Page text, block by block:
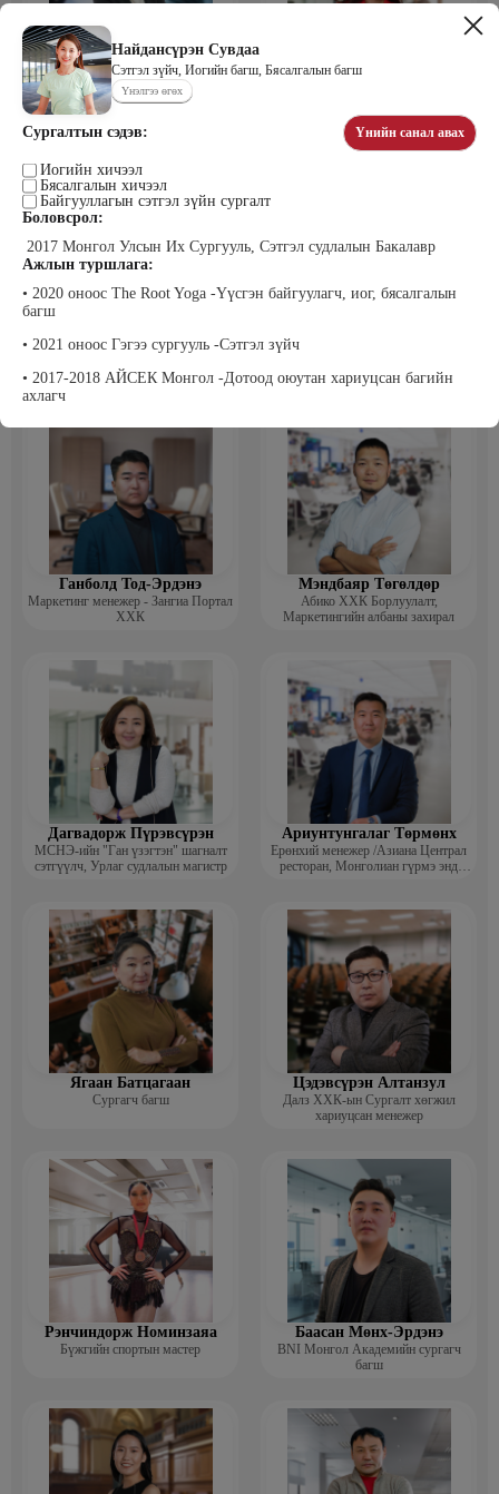
Найдансүрэн Сувдаа
Сэтгэл зүйч, Иогийн багш, Бясалгалын багш
Үнэлгээ өгөх
Сургалтын сэдэв: Үнийн санал авах
Иогийн хичээл
Бясалгалын хичээл
Байгууллагын сэтгэл зүйн сургалт
Боловсрол:
2017 Монгол Улсын Их Сургууль, Сэтгэл судлалын Бакалавр
Ажлын туршлага:
• 2020 оноос The Root Yoga -Үүсгэн байгуулагч, иог, бясалгалын
багш
• 2021 оноос Гэгээ сургууль -Сэтгэл зүйч
• 2017-2018 АЙСЕК Монгол -Дотоод оюутан хариуцсан багийн
ахлагч
Цэдэндамба Нарантуяа
Наран анд консалтинг” ХХК-ийн
гүйцэтгэх захирал, Манлайллын
трэйнер, олон улсын сургагч багш,
сэтгэлзүйч
Уранбор Сэмбэрүү
Прус Центр ХХК-ийн Хяналт
шинжилгээ үнэлгээний дарга
ISO4500; ISO9001 нэгдсэн
тогтолцооны хэрэгжүүлэгч
Энхбаатар Ичинхорлоо
Болор Үйлсийн Үндэс ТББ-ийн
карьер сургалтын төвийн нийгмийн
Ганболд Тод-Эрдэнэ
Маркетинг менежер - Зангиа Портал
ХХК
Мэндбаяр Төгөлдөр
Абико ХХК Борлуулалт,
Маркетингийн албаны захирал
Дагвадорж Пүрэвсүрэн
МСНЭ-ийн "Ган үзэгтэн" шагналт
сэтгүүлч, Урлаг судлалын магистр
Ариунтунгалаг Төрмөнх
Ерөнхий менежер /Азиана Централ
ресторан, Монголиан гүрмэ энд
Ягаан Батцагаан
Сургагч багш
Цэдэвсүрэн Алтанзул
Далз ХХК-ын Сургалт хөгжил
хариуцсан менежер
Рэнчиндорж Номинзаяа
Бүжгийн спортын мастер
Баасан Мөнх-Эрдэнэ
BNI Монгол Академийн сургагч
багш